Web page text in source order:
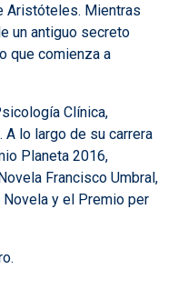
Aristóteles. Mientras
un antiguo secreto
que comienza a
Clínica,
lo largo de su carrera
Planeta 2016,
Francisco Umbral,
y el Premio per